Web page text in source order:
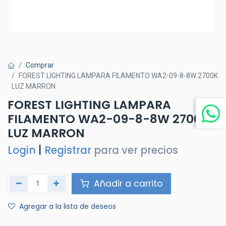
Comprar
FOREST LIGHTING LAMPARA FILAMENTO WA2-09-8-8W 2700K
LUZ MARRON
FOREST LIGHTING LAMPARA
FILAMENTO WA2-09-8-8W 2700K
LUZ MARRON
Login Registrar para ver precios
Añadir a carrito
Agregar a la lista de deseos